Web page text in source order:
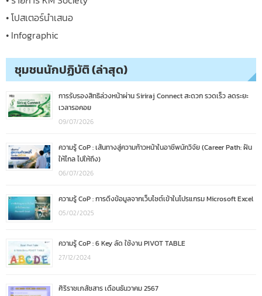
• โปสเตอร์นำเสนอ
• Infographic
ชุมชนนักปฏิบัติ (ล่าสุด)
การรับรองสิทธิล่วงหน้าผ่าน Siriraj Connect สะดวก รวดเร็ว ลดระยะ
เวลารอคอย
09/07/2026
ความรู้ CoP : เส้นทางสู่ความก้าวหน้าในอาชีพนักวิจัย (Career Path: ฝัน
ให้ไกล ไปให้ถึง)
06/07/2026
ความรู้ CoP : การดึงข้อมูลจากเว็บไซต์เข้าในโปรแกรม Microsoft Excel
05/02/2025
ความรู้ CoP : 6 Key ลัด ใช้งาน PIVOT TABLE
27/12/2024
ศิริราชเภสัชสาร เดือนธันวาคม 2567